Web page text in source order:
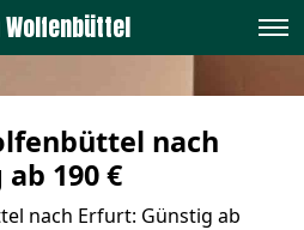
nach
190 €
nach Erfurt: Günstig ab